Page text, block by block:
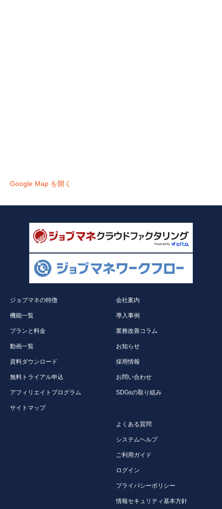
Google Map を開く
ジョブマネの特徴
機能一覧
プランと料金
動画一覧
資料ダウンロード
無料トライアル申込
アフィリエイトプログラム
サイトマップ
会社案内
導入事例
業務改善コラム
お知らせ
採用情報
お問い合わせ
SDGsの取り組み
よくある質問
システムヘルプ
ご利用ガイド
ログイン
プライバシーポリシー
情報セキュリティ基本方針